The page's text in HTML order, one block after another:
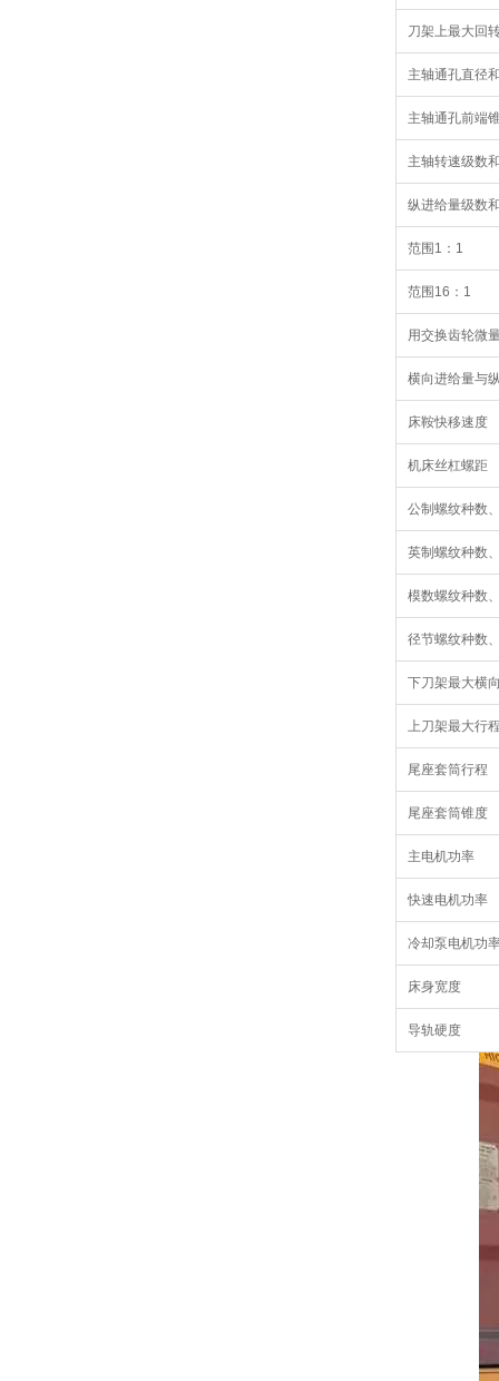
刀架上最大回
主轴通孔直径
主轴通孔前端
主轴转速级数
纵进给量级数
范围1：1
范围16：1
用交换齿轮微
横向进给量与
床鞍快移速度
机床丝杠螺距
公制螺纹种数
英制螺纹种数
模数螺纹种数
径节螺纹种数
下刀架最大横
上刀架最大行
尾座套筒行程
尾座套筒锥度
主电机功率
快速电机功率
冷却泵电机功
床身宽度
导轨硬度